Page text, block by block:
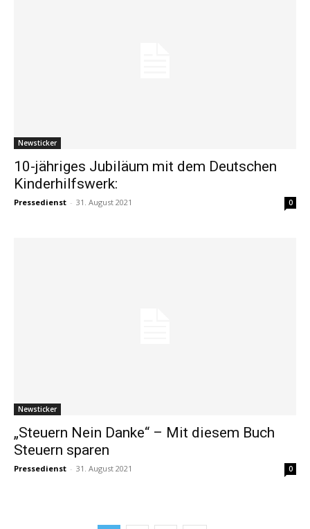
Newsticker
10-jähriges Jubiläum mit dem Deutschen
Kinderhilfswerk:
Pressedienst - 31. August 2021 0
Newsticker
„Steuern Nein Danke“ – Mit diesem Buch
Steuern sparen
Pressedienst - 31. August 2021 0